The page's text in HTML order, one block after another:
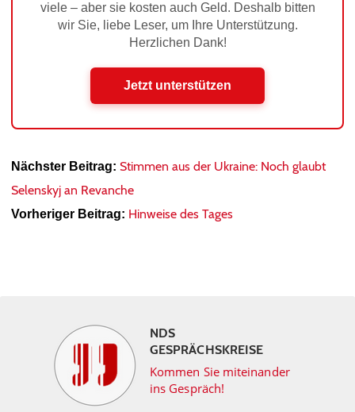
viele – aber sie kosten auch Geld. Deshalb bitten
wir Sie, liebe Leser, um Ihre Unterstützung.
Herzlichen Dank!
Jetzt unterstützen
Nächster Beitrag: Stimmen aus der Ukraine: Noch glaubt
Selenskyj an Revanche
Vorheriger Beitrag: Hinweise des Tages
NDS
GESPRÄCHSKREISE
Kommen Sie miteinander
ins Gespräch!